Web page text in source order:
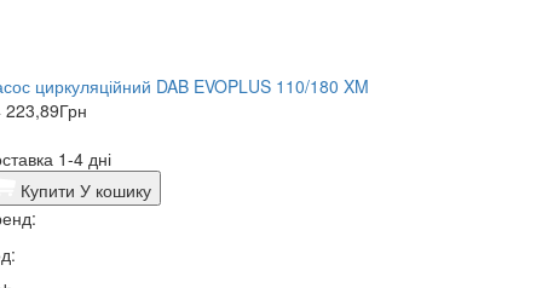
циркуляційний DAB EVOPLUS 110/180 XM
223,89Грн
1-4 дні
Купити У кошику